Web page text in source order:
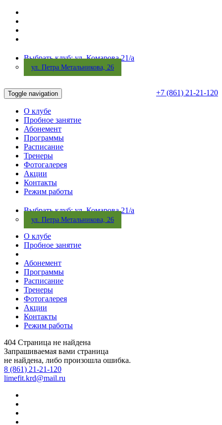
Выбрать клуб: ул. Комарова 21/а
ул. Петра Метальникова, 26
+7 (861) 21-21-120
Toggle navigation
О клубе
Пробное занятие
Абонемент
Программы
Расписание
Тренеры
Фотогалерея
Акции
Контакты
Режим работы
Выбрать клуб: ул. Комарова 21/а
ул. Петра Метальникова, 26
О клубе
Пробное занятие
Абонемент
Программы
Расписание
Тренеры
Фотогалерея
Акции
Контакты
Режим работы
404 Страница не найдена
Запрашиваемая вами страница
не найдена, либо произошла ошибка.
8 (861) 21-21-120
limefit.krd@mail.ru